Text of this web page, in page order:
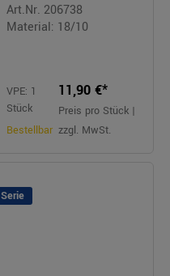
Art.Nr. 206738
Material: 18/10
VPE: 1
Stück
Bestellbar
11,90 €*
Preis pro Stück |
zzgl. MwSt.
Serie